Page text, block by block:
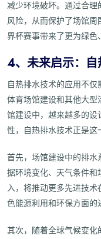
减少环境破坏。通过合
风险，从而保护了场馆
界杯赛事带来了更为绿色
4、未来启示：
自热排水技术的应用不
体育场馆建设和其他大
馆建设中，越来越多的
性，自热排水技术正是这
首先，场馆建设中的排
据环境变化、天气条件
入，将推动更多先进技
色能源利用和环保方面的
其次，随着全球气候变